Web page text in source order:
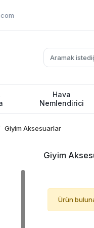
Hava
Nemlendirici
Giyim Aksesuarlar
Giyim
Ürün